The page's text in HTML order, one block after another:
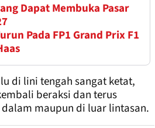
Dapat Membuka Pasar
Pada FP1 Grand Prix F1
di lini tengah sangat ketat,
beraksi dan terus
maupun di luar lintasan.